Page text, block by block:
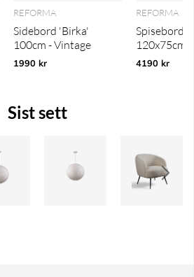
REFORMA
Sidebord 'Birka'
100cm - Vintage
1990 kr
REFORMA
Spisebord
120x75cm
4190 kr
Sist sett